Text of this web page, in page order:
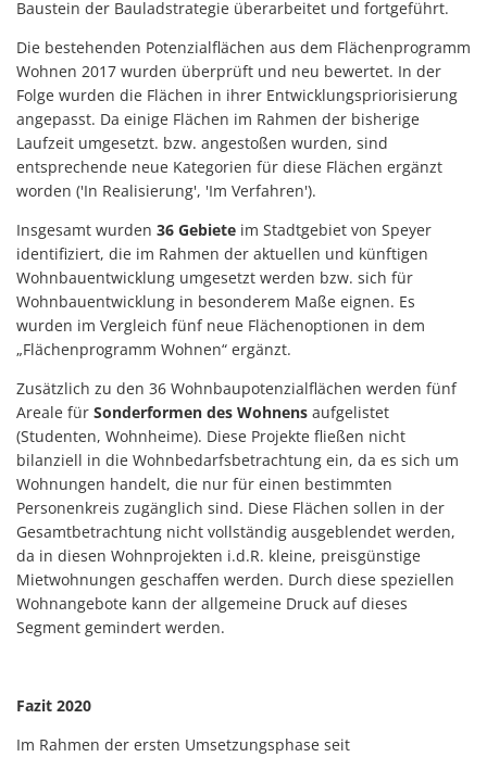
Baustein der Bauladstrategie überarbeitet und fortgeführt.
Die bestehenden Potenzialflächen aus dem Flächenprogramm
Wohnen 2017 wurden überprüft und neu bewertet. In der
Folge wurden die Flächen in ihrer Entwicklungspriorisierung
angepasst. Da einige Flächen im Rahmen der bisherige
Laufzeit umgesetzt. bzw. angestoßen wurden, sind
entsprechende neue Kategorien für diese Flächen ergänzt
worden ('In Realisierung', 'Im Verfahren').
Insgesamt wurden 36 Gebiete im Stadtgebiet von Speyer
identifiziert, die im Rahmen der aktuellen und künftigen
Wohnbauentwicklung umgesetzt werden bzw. sich für
Wohnbauentwicklung in besonderem Maße eignen. Es
wurden im Vergleich fünf neue Flächenoptionen in dem
„Flächenprogramm Wohnen“ ergänzt.
Zusätzlich zu den 36 Wohnbaupotenzialflächen werden fünf
Areale für Sonderformen des Wohnens aufgelistet
(Studenten, Wohnheime). Diese Projekte fließen nicht
bilanziell in die Wohnbedarfsbetrachtung ein, da es sich um
Wohnungen handelt, die nur für einen bestimmten
Personenkreis zugänglich sind. Diese Flächen sollen in der
Gesamtbetrachtung nicht vollständig ausgeblendet werden,
da in diesen Wohnprojekten i.d.R. kleine, preisgünstige
Mietwohnungen geschaffen werden. Durch diese speziellen
Wohnangebote kann der allgemeine Druck auf dieses
Segment gemindert werden.
Fazit 2020
Im Rahmen der ersten Umsetzungsphase seit